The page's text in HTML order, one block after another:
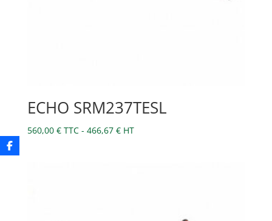
ECHO SRM237TESL
560,00 € TTC - 466,67 €HT